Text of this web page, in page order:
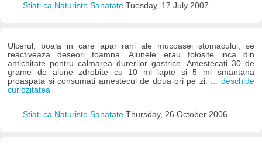
Stiati ca Naturiste Sanatate Tuesday, 17 July 2007
Ulcerul, boala in care apar rani ale mucoasei stomacului, se
reactiveaza deseori toamna. Alunele erau folosite inca din
antichitate pentru calmarea durerilor gastrice. Amestecati 30 de
grame de alune zdrobite cu 10 ml lapte si 5 ml smantana
proaspata si consumati amestecul de doua ori pe zi. ... deschide
curiozitatea
Stiati ca Naturiste Sanatate Thursday, 26 October 2006